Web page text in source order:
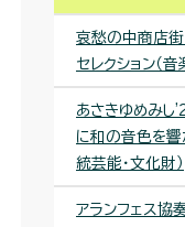
哀愁の中商店
セレクション（音
あさきゆめみ
に和の音色を響
統芸能・文化財）
アランフェス協